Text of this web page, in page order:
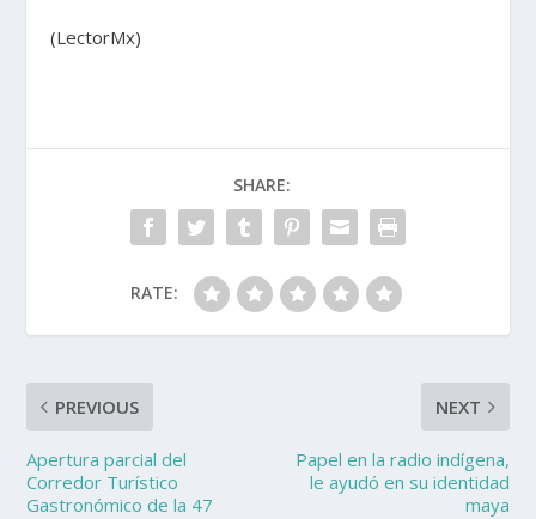
(LectorMx)
SHARE:
RATE:
PREVIOUS
Apertura parcial del
Corredor Turístico
Gastronómico de la 47
NEXT
Papel en la radio indígena,
le ayudó en su identidad
maya